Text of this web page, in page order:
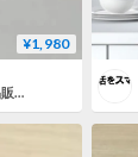
¥1,980
【送料込パーツ単品販売】AINX アイネクス Smart Auto Cooker 全自動調理器 専用結露受け受けトレー